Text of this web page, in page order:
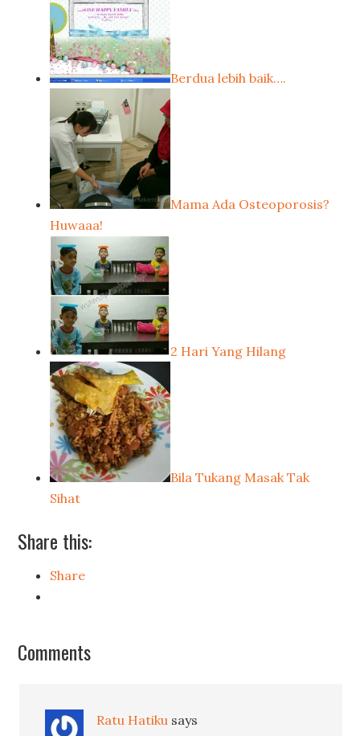
Berdua lebih baik….
Mama Ada Osteoporosis?
Huwaaa!
2 Hari Yang Hilang
Bila Tukang Masak Tak
Sihat
Share this:
Share
Comments
Ratu Hatiku says